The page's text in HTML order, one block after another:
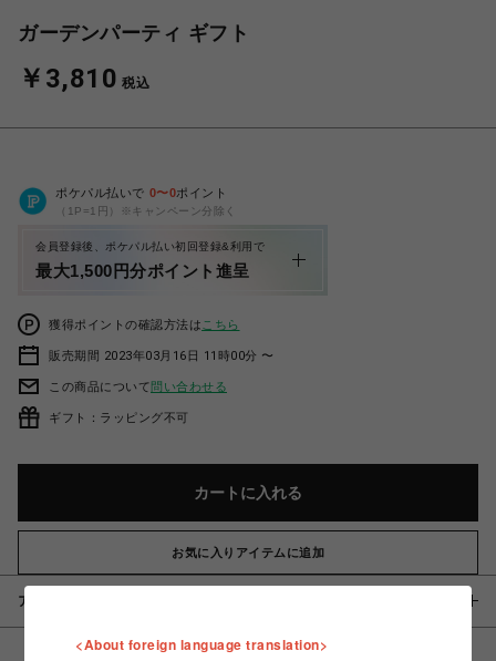
ガーデンパーティ ギフト
￥3,810 税込
ポケパル払いで 0〜0ポイント
（1P=1円）※キャンペーン分除く
会員登録後、ポケパル払い初回登録&利用で
最大1,500円分ポイント進呈
獲得ポイントの確認方法は こちら
販売期間 2023年03月16日 11時00分 〜
この商品について問い合わせる
ギフト：ラッピング不可
カートに入れる
お気に入りアイテムに追加
アイテム説明 / 素材
<About foreign language translation>